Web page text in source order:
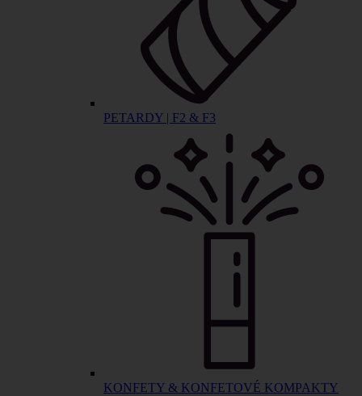
PETARDY | F2 & F3
KONFETY & KONFETOVÉ KOMPAKTY